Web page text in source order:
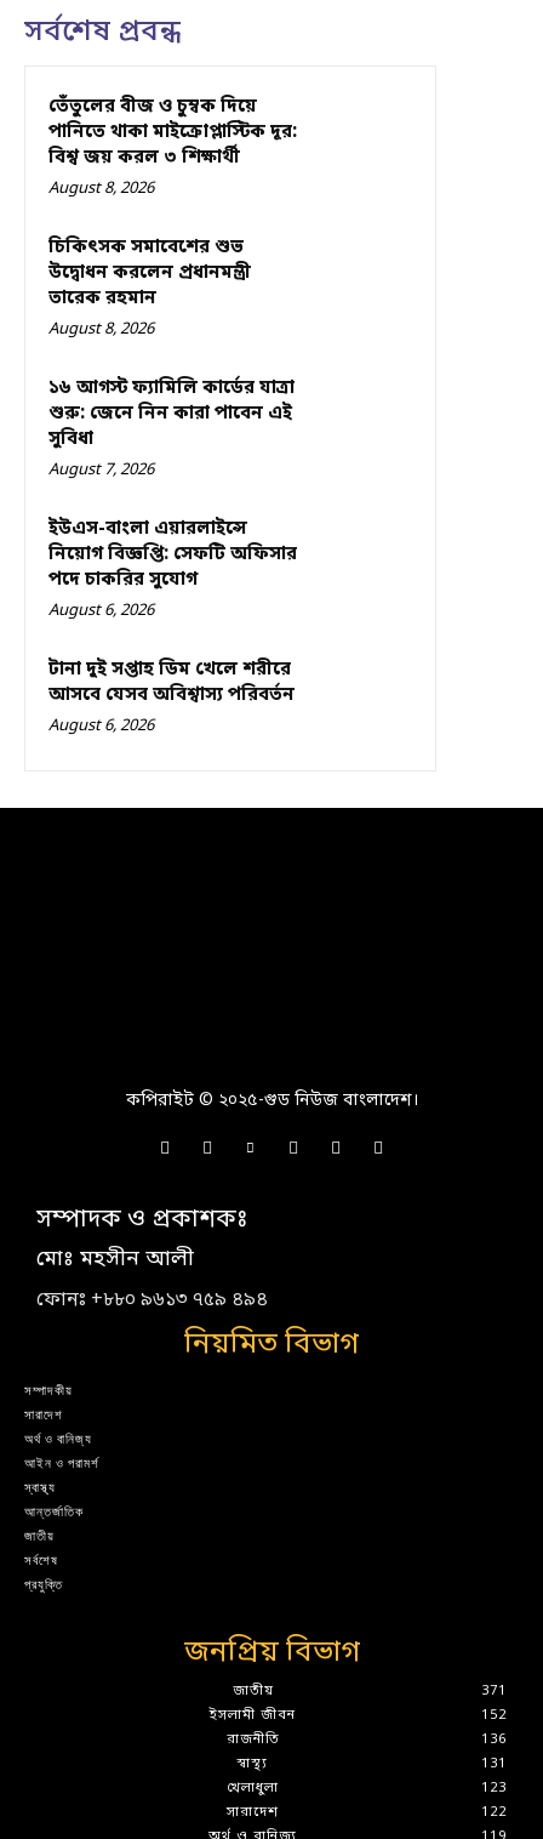
সর্বশেষ প্রবন্ধ
তেঁতুলের বীজ ও চুম্বক দিয়ে
পানিতে থাকা মাইক্রোপ্লাস্টিক দূর:
বিশ্ব জয় করল ৩ শিক্ষার্থী
August 8, 2026
চিকিৎসক সমাবেশের শুভ
উদ্বোধন করলেন প্রধানমন্ত্রী
তারেক রহমান
August 8, 2026
১৬ আগস্ট ফ্যামিলি কার্ডের যাত্রা
শুরু: জেনে নিন কারা পাবেন এই
সুবিধা
August 7, 2026
ইউএস-বাংলা এয়ারলাইন্সে
নিয়োগ বিজ্ঞপ্তি: সেফটি অফিসার
পদে চাকরির সুযোগ
August 6, 2026
টানা দুই সপ্তাহ ডিম খেলে শরীরে
আসবে যেসব অবিশ্বাস্য পরিবর্তন
August 6, 2026
কপিরাইট © ২০২৫-গুড নিউজ বাংলাদেশ।
সম্পাদক ও প্রকাশকঃ
মোঃ মহসীন আলী
ফোনঃ +৮৮০ ৯৬১৩ ৭৫৯ ৪৯৪
নিয়মিত বিভাগ
সম্পাদকীয়
সারাদেশ
অর্থ ও বানিজ্য
আইন ও পরামর্শ
স্বাস্থ্য
আন্তর্জাতিক
জাতীয়
সর্বশেষ
প্রযুক্তি
জনপ্রিয় বিভাগ
জাতীয়
371
ইসলামী জীবন
152
রাজনীতি
136
স্বাস্থ্য
131
খেলাধুলা
123
সারাদেশ
122